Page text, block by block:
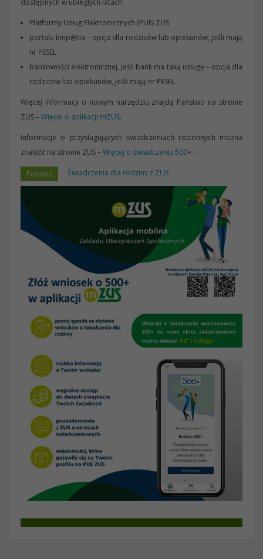
dostępnych w ubiegłych latach:
Platformy Usług Elektronicznych (PUE) ZUS
portalu Emp@tia – opcja dla rodziców lub opiekunów, jeśli mają
nr PESEL
bankowości elektronicznej, jeśli bank ma taką usługę – opcja dla
rodziców lub opiekunów, jeśli mają nr PESEL.
Więcej informacji o nowym narzędziu znajdą Państwo na stronie
ZUS –Więcej o aplikacji mZUS.
Informacje o przysługujących świadczeniach rodzinnych można
znaleźć na stronie ZUS –Więcej o świadczeniu 500+.
Świadczenia dla rodziny z ZUS